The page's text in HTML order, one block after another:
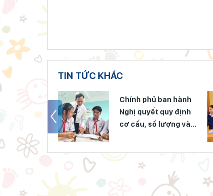
TIN TỨC KHÁC
sắp xếp, tổ
các địa
Chính phủ ban hành
Nghị quyết quy định
cơ cấu, số lượng và
hỗ trợ giáo dục khi
sắp xếp cơ sở giáo
dục công lập